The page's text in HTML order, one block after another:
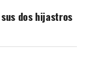
dos hijastros